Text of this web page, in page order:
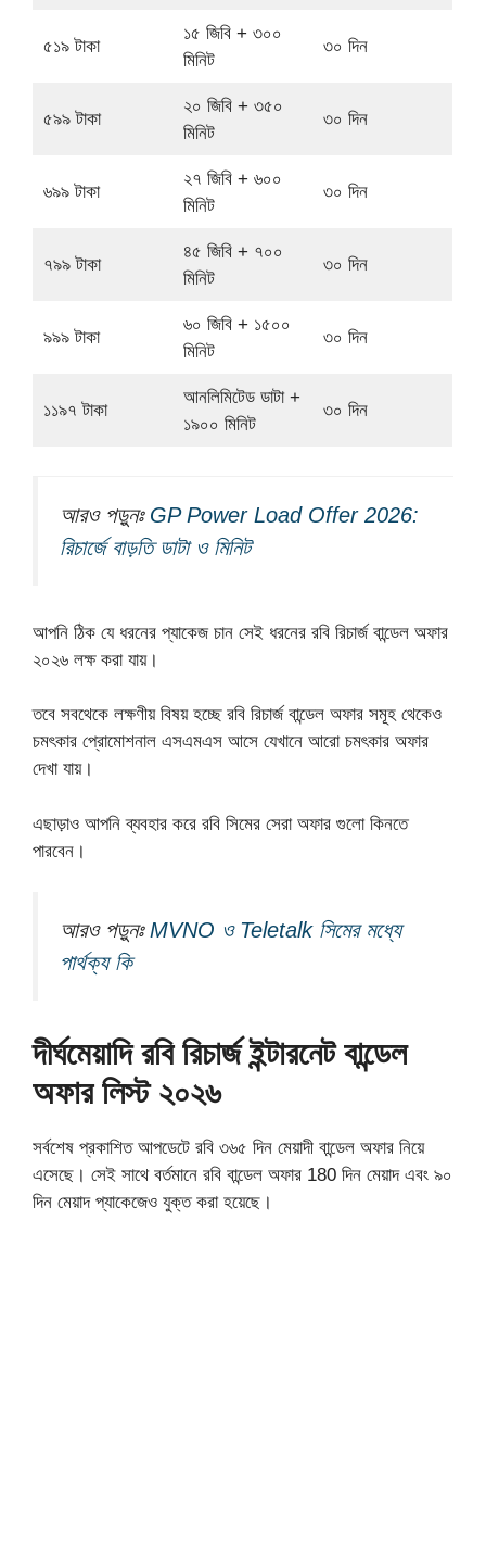
৫১৯ টাকা
১৫ জিবি + ৩০০
মিনিট
৩০ দিন
৫৯৯ টাকা
২০ জিবি + ৩৫০
মিনিট
৩০ দিন
৬৯৯ টাকা
২৭ জিবি + ৬০০
মিনিট
৩০ দিন
৭৯৯ টাকা
৪৫ জিবি + ৭০০
মিনিট
৩০ দিন
৯৯৯ টাকা
৬০ জিবি + ১৫০০
মিনিট
৩০ দিন
১১৯৭ টাকা
আনলিমিটেড ডাটা +
১৯০০ মিনিট
৩০ দিন
আরও পড়ুনঃ GP Power Load Offer 2026:
রিচার্জে বাড়তি ডাটা ও মিনিট
আপনি ঠিক যে ধরনের প্যাকেজ চান সেই ধরনের রবি রিচার্জ বান্ডেল অফার
২০২৬ লক্ষ করা যায়।
তবে সবথেকে লক্ষণীয় বিষয় হচ্ছে রবি রিচার্জ বান্ডেল অফার সমূহ থেকেও
চমৎকার প্রোমোশনাল এসএমএস আসে যেখানে আরো চমৎকার অফার
দেখা যায়।
এছাড়াও আপনি ব্যবহার করে রবি সিমের সেরা অফার গুলো কিনতে
পারবেন।
আরও পড়ুনঃMVNO ও Teletalk সিমের মধ্যে
পার্থক্য কি
দীর্ঘমেয়াদি রবি রিচার্জ ইন্টারনেট বান্ডেল
অফার লিস্ট ২০২৬
সর্বশেষ প্রকাশিত আপডেটে রবি ৩৬৫ দিন মেয়াদী বান্ডেল অফার নিয়ে
এসেছে। সেই সাথে বর্তমানে রবি বান্ডেল অফার 180 দিন মেয়াদ এবং ৯০
দিন মেয়াদ প্যাকেজেও যুক্ত করা হয়েছে।